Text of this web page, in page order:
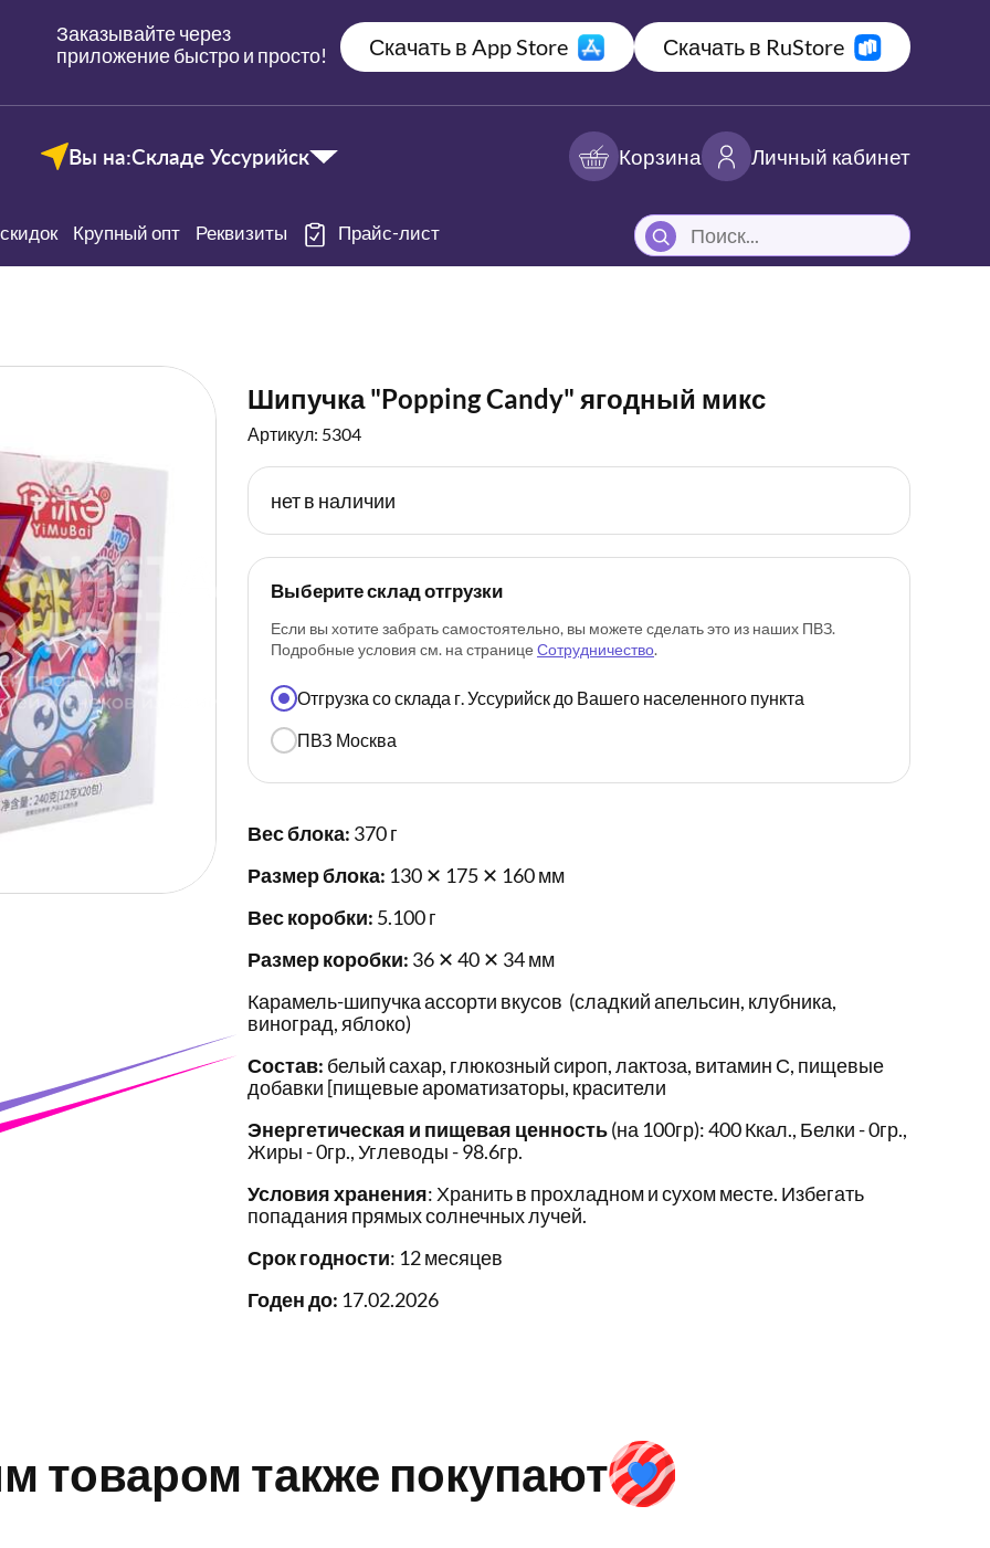
Заказывайте через
приложение быстро и просто!
Скачать в App Store Скачать в RuStore
Вы на:Складе Уссурийск Корзина Личный кабинет
Крупный опт Реквизиты Прайс-лист
Шипучка "Popping Candy" ягодный микс
Артикул: 5304
нет в наличии
Выберите склад отгрузки
Если вы хотите забрать самостоятельно, вы можете сделать это из наших ПВЗ.
Подробные условия см. на странице Сотрудничество.
Отгрузка со склада г. Уссурийск до Вашего населенного пункта
ПВЗ Москва
Вес блока: 370 г
Размер блока: 130 ✕ 175 ✕ 160 мм
Вес коробки: 5.100 г
Размер коробки: 36 ✕ 40 ✕ 34 мм
Карамель-шипучка ассорти вкусов (сладкий апельсин, клубника,
виноград, яблоко)
Состав: белый сахар, глюкозный сироп, лактоза, витамин С, пищевые
добавки [пищевые ароматизаторы, красители
Энергетическая и пищевая ценность(на 100гр): 400 Ккал., Белки - 0гр.,
Жиры - 0гр., Углеводы - 98.6гр.
Условия хранения: Хранить в прохладном и сухом месте. Избегать
попадания прямых солнечных лучей.
Срок годности: 12 месяцев
Годен до: 17.02.2026
товаром также покупают